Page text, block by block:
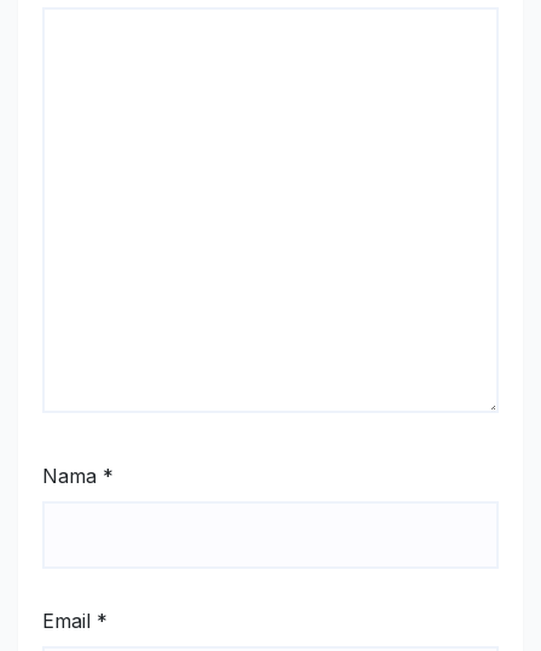
Nama *
Email *